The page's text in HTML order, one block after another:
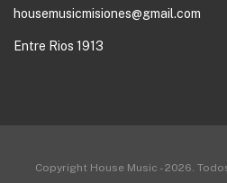
housemusicmisiones@gmail.com
Entre Rios 1913
Copyright House Music - 2026.